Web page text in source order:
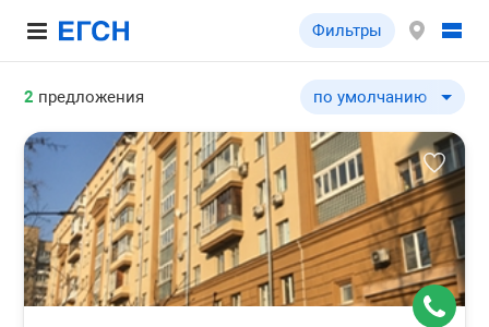
Фильтры
2 предложения по умолчанию
по умолчанию
по цене ↓
по цене ↑
по комнатности ↓
по комнатности ↑
по общей площади ↓
по общей площади ↑